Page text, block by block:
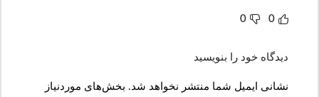
0
0
دیدگاه خود را بنویسید
نشانی ایمیل شما منتشر نخواهد شد. بخش‌های موردنیاز